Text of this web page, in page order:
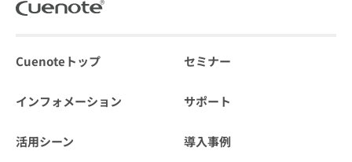
Cuenoteトップ セミナー
インフォメーション サポート
活用シーン 導入事例